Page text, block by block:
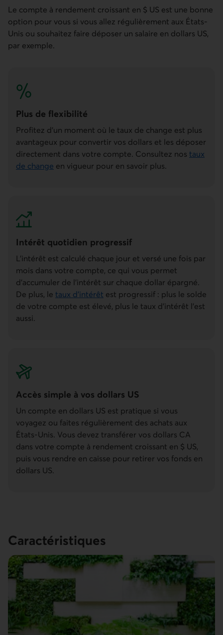
Le compte à rendement croissant en $ US est une bonne
option pour vous si vous allez régulièrement aux États-
Unis ou souhaitez faire déposer un salaire en dollars US,
par exemple.
Plus de flexibilité
Profitez d’un moment où le taux de change est plus
avantageux pour convertir vos dollars et les déposer
directement dans votre compte. Consultez nos taux
de change en vigueur pour en savoir plus.
Intérêt quotidien progressif
L'intérêt est calculé chaque jour et versé une fois par
mois dans votre compte, ce qui vous permet
d'accumuler de l'intérêt sur chaque dollar épargné.
De plus, le taux d'intérêt est progressif : plus le solde
de votre compte est élevé, plus le taux d'intérêt l'est
aussi.
Accès simple à vos dollars US
Un compte en dollars US est pratique si vous
voyagez ou faites régulièrement des achats aux
États-Unis. Vous devez transférer vos dollars CA
dans votre compte à rendement croissant en $ US,
puis vous rendre en caisse pour retirer vos fonds en
dollars US.
Carac­téristiques